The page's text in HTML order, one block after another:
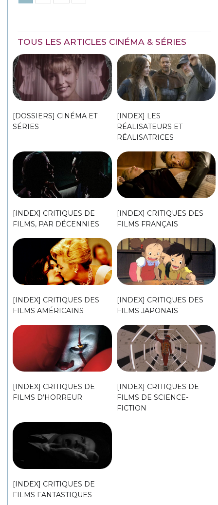
TOUS LES ARTICLES CINÉMA & SÉRIES
[DOSSIERS] CINÉMA ET
SÉRIES
[INDEX] LES
RÉALISATEURS ET
RÉALISATRICES
[INDEX] CRITIQUES DE
FILMS, PAR DÉCENNIES
[INDEX] CRITIQUES DES
FILMS FRANÇAIS
[INDEX] CRITIQUES DES
FILMS AMÉRICAINS
[INDEX] CRITIQUES DES
FILMS JAPONAIS
[INDEX] CRITIQUES DE
FILMS D’HORREUR
[INDEX] CRITIQUES DE
FILMS DE SCIENCE-
FICTION
[INDEX] CRITIQUES DE
FILMS FANTASTIQUES